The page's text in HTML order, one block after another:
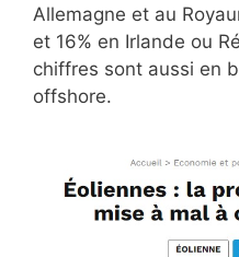
Allemagne et au
et 16% en Irlande ou
chiffres sont aussi en
offshore.